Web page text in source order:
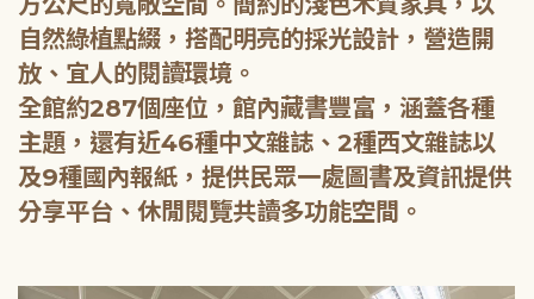
自然綠植點綴，搭配明亮的採光設計，營造開
放、宜人的閱讀環境。
全館約287個座位，館內藏書豐富，涵蓋各種
主題，還有近46種中文雜誌、2種西文雜誌以
及9種國內報紙，提供民眾一處圖書及資訊提供